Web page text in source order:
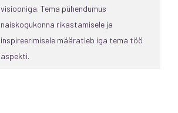
visiooniga. Tema pühendumus
naiskogukonna rikastamisele ja
inspireerimisele määratleb iga tema töö
aspekti.